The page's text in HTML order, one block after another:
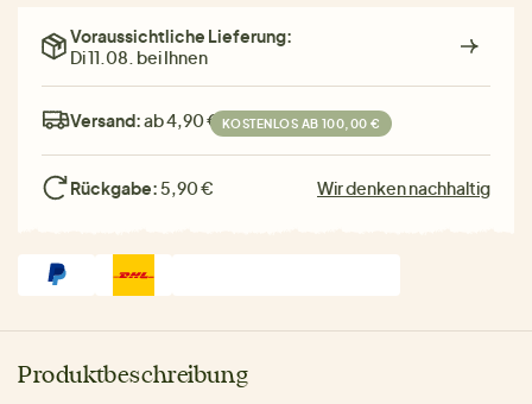
Voraussichtliche Lieferung:
Di 11.08. bei Ihnen
Versand:ab 4,90 € KOSTENLOS AB 100,00 €
Rückgabe: 5,90 € Wir denken nachhaltig
Produktbeschreibung